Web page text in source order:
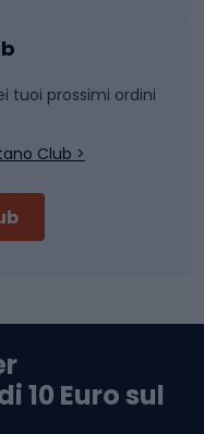
tuoi prossimi ordini
Club >
10 Euro sul